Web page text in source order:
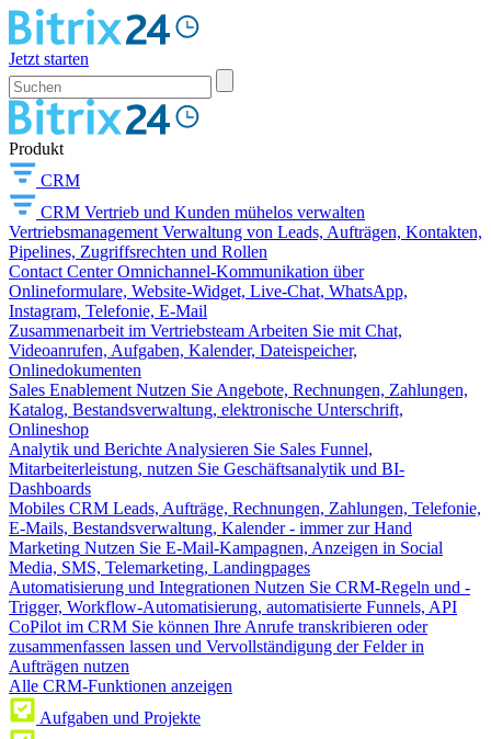
Jetzt starten
Produkt
CRM
CRM Vertrieb und Kunden mühelos verwalten
Vertriebsmanagement Verwaltung von Leads, Aufträgen, Kontakten,
Pipelines, Zugriffsrechten und Rollen
Contact Center Omnichannel-Kommunikation über
Onlineformulare, Website-Widget, Live-Chat, WhatsApp,
Instagram, Telefonie, E-Mail
Zusammenarbeit im Vertriebsteam Arbeiten Sie mit Chat,
Videoanrufen, Aufgaben, Kalender, Dateispeicher,
Onlinedokumenten
Sales Enablement Nutzen Sie Angebote, Rechnungen, Zahlungen,
Katalog, Bestandsverwaltung, elektronische Unterschrift,
Onlineshop
Analytik und Berichte Analysieren Sie Sales Funnel,
Mitarbeiterleistung, nutzen Sie Geschäftsanalytik und BI-
Dashboards
Mobiles CRM Leads, Aufträge, Rechnungen, Zahlungen, Telefonie,
E-Mails, Bestandsverwaltung, Kalender - immer zur Hand
Marketing Nutzen Sie E-Mail-Kampagnen, Anzeigen in Social
Media, SMS, Telemarketing, Landingpages
Automatisierung und Integrationen Nutzen Sie CRM-Regeln und -
Trigger, Workflow-Automatisierung, automatisierte Funnels, API
CoPilot im CRM Sie können Ihre Anrufe transkribieren oder
zusammenfassen lassen und Vervollständigung der Felder in
Aufträgen nutzen
Alle CRM-Funktionen anzeigen
Aufgaben und Projekte